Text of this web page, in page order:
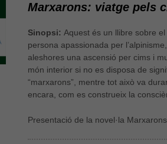
Marxarons: viatge pels
Sinopsi:Aquest és un llibre sobre
persona apassionada per
aleshores una ascensió per cims i
món interior si no es disposa de
“marxarons”, mentre tot això va
encara, com es construeix la
Presentació de la novel·la